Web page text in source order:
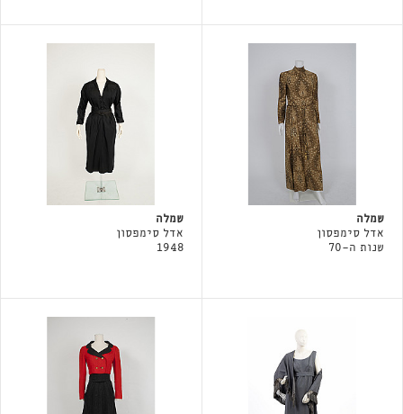
שמלה
אדל סימפסון
שנות ה-70
שמלה
אדל סימפסון
1948